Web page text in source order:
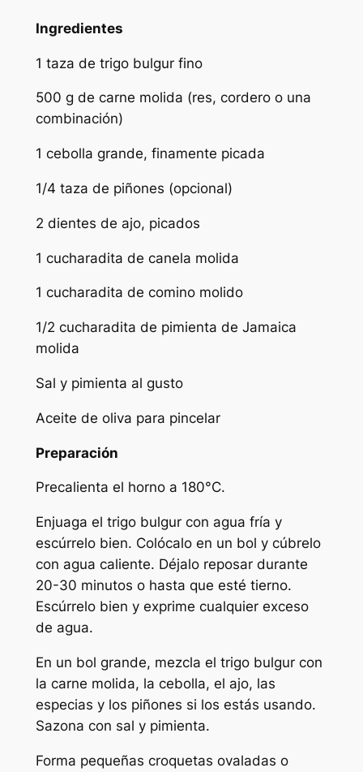
Ingredientes
1 taza de trigo bulgur fino
500 g de carne molida (res, cordero o una
combinación)
1 cebolla grande, finamente picada
1/4 taza de piñones (opcional)
2 dientes de ajo, picados
1 cucharadita de canela molida
1 cucharadita de comino molido
1/2 cucharadita de pimienta de Jamaica
molida
Sal y pimienta al gusto
Aceite de oliva para pincelar
Preparación
Precalienta el horno a 180°C.
Enjuaga el trigo bulgur con agua fría y
escúrrelo bien. Colócalo en un bol y cúbrelo
con agua caliente. Déjalo reposar durante
20-30 minutos o hasta que esté tierno.
Escúrrelo bien y exprime cualquier exceso
de agua.
En un bol grande, mezcla el trigo bulgur con
la carne molida, la cebolla, el ajo, las
especias y los piñones si los estás usando.
Sazona con sal y pimienta.
Forma pequeñas croquetas ovaladas o